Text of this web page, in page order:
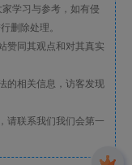
学习与参考，如有侵
删除处理。
赞同其观点和对其真实
的相关信息，访客发现
请联系我们我们会第一